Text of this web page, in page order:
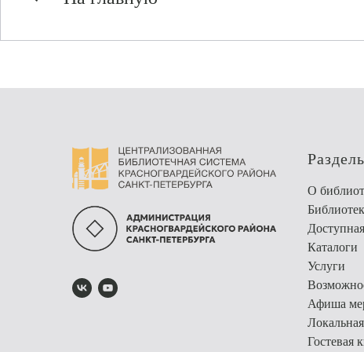
О
Каталоги
Услуги
Афиша
Гостевая